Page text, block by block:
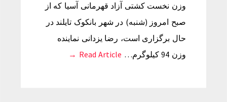
وزن نخست کشتی آزاد قهرمانی آسیا که از
صبح امروز (شنبه) در شهر بانکوک تایلند در
حال برگزاری است، رضا یزدانی نماینده
وزن 94 کیلوگرم…
Read Article →